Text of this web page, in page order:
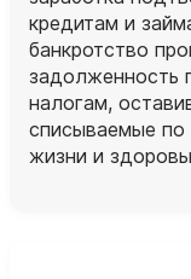
кредитам и
банкротство
задолженность
налогам,
списываемые по
жизни и